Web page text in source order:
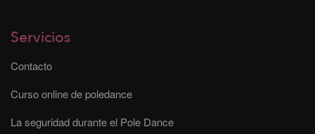
Servicios
Contacto
Curso online de poledance
La seguridad durante el Pole Dance